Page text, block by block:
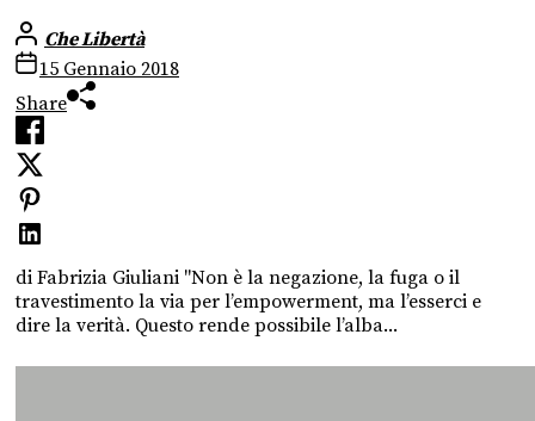
Che Libertà
15 Gennaio 2018
Share
di Fabrizia Giuliani "Non è la negazione, la fuga o il
travestimento la via per l’empowerment, ma l’esserci e
dire la verità. Questo rende possibile l’alba...